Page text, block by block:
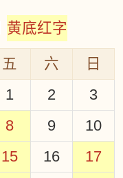
黄底红字
五 六
日
1
2
3
8 9
10
15 16
17